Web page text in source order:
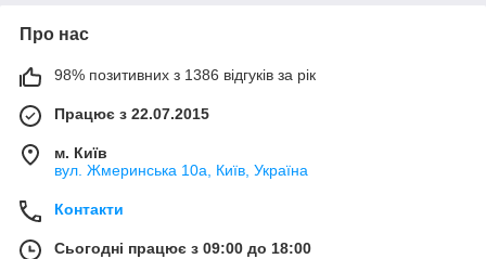
Про нас
98% позитивних з 1386 відгуків за рік
Працює з 22.07.2015
м. Київ
вул. Жмеринська 10а, Київ, Україна
Контакти
Сьогодні працює з 09:00 до 18:00